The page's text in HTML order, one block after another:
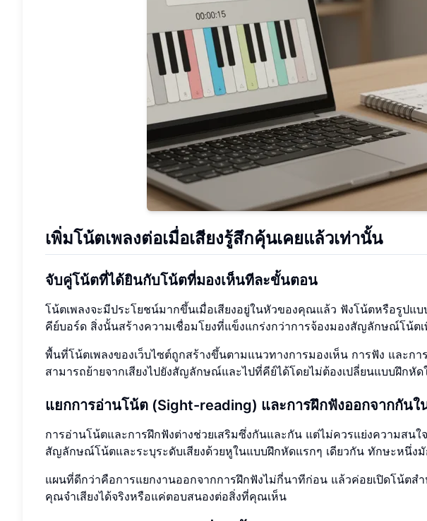
เพิ่มโน้ตเพลงต่อเมื่อเสียงรู้สึกคุ้นเคยแล้วเท่านั้น
จับคู่โน้ตที่ได้ยินกับโน้ตที่มองเห็นทีละขั้นตอน
โน้ตเพลงจะมีประโยชน์มากขึ้นเมื่อเสียงอยู่ในหัวของคุณแล้ว ฟังโน้ตหรือรูป
คีย์บอร์ด สิ่งนั้นสร้างความเชื่อมโยงที่แข็งแกร่งกว่าการจ้องมองสัญลักษณ์โน้ตเ
พื้นที่โน้ตเพลงของเว็บไซต์ถูกสร้างขึ้นตามแนวทางการมองเห็น การฟัง และก
สามารถย้ายจากเสียงไปยังสัญลักษณ์และไปที่คีย์ได้โดยไม่ต้องเปลี่ยนแบบฝึกหั
แยกการอ่านโน้ต (Sight-reading) และการฝึกฟังออกจากกันใ
การอ่านโน้ตและการฝึกฟังต่างช่วยเสริมซึ่งกันและกัน แต่ไม่ควรแย่งความส
สัญลักษณ์โน้ตและระบุระดับเสียงด้วยหูในแบบฝึกหัดแรกๆ เดียวกัน ทักษะหนึ่ง
แผนที่ดีกว่าคือการแยกงานออกจากการฝึกฟังไม่กี่นาทีก่อน แล้วค่อยเปิดโน้ต
คุณจำเสียงได้จริงหรือแค่ตอบสนองต่อสิ่งที่คุณเห็น